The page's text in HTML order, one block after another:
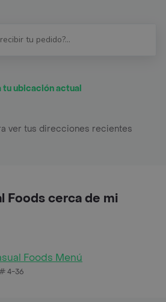
tu ubicación actual
ver tus direcciones recientes
Foods cerca de mi
Foods Menú
4-36